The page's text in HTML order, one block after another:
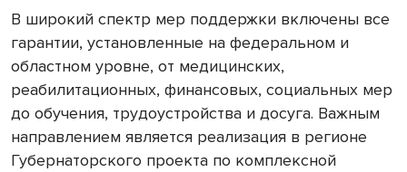
В широкий спектр мер поддержки включены все
гарантии, установленные на федеральном и
областном уровне, от медицинских,
реабилитационных, финансовых, социальных мер
до обучения, трудоустройства и досуга. Важным
направлением является реализация в регионе
Губернаторского проекта по комплексной